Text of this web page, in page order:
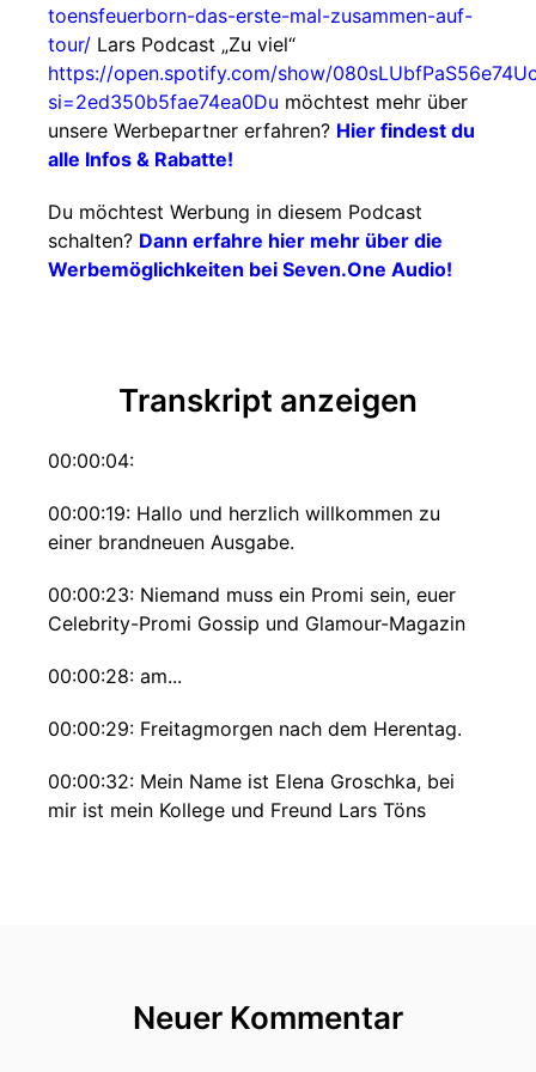
toensfeuerborn-das-erste-mal-zusammen-auf-
tour/ Lars Podcast „Zu viel“
https://open.spotify.com/show/
si=2ed350b5fae74ea0Du möchtest mehr über
unsere Werbepartner erfahren? Hier findest du
alle Infos & Rabatte!
Du möchtest Werbung in diesem Podcast
schalten? Dann erfahre hier mehr über die
Werbemöglichkeiten bei Seven.One Audio!
Transkript anzeigen
00:00:04:
00:00:19: Hallo und herzlich willkommen zu
einer brandneuen Ausgabe.
00:00:23: Niemand muss ein Promi sein, euer
Celebrity-Promi Gossip und Glamour-Magazin
00:00:28: am...
00:00:29: Freitagmorgen nach dem Herentag.
00:00:32: Mein Name ist Elena Groschka, bei
mir ist mein Kollege und Freund Lars Töns
Neuer Kommentar